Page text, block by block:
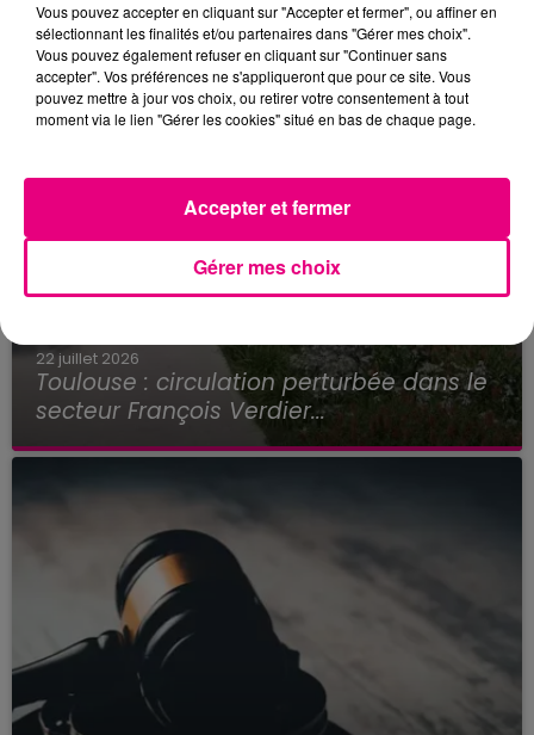
22 juillet 2026
Toulouse : circulation perturbée dans le
secteur François Verdier...
Vous pouvez accepter en cliquant sur "Accepter et fermer", ou affiner en
sélectionnant les finalités et/ou partenaires dans "Gérer mes choix".
Vous pouvez également refuser en cliquant sur "Continuer sans
accepter". Vos préférences ne s'appliqueront que pour ce site. Vous
pouvez mettre à jour vos choix, ou retirer votre consentement à tout
moment via le lien "Gérer les cookies" situé en bas de chaque page.
Gérer mes choix
Accepter et fermer